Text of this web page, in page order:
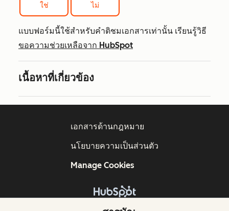
ใช่ ไม่
แบบฟอร์มนี้ใช้สำหรับคำติชมเอกสารเท่านั้น เรียนรู้วิธี
ขอความช่วยเหลือจาก HubSpot
เนื้อหาที่เกี่ยวข้อง
ลิขสิทธิ์ © 2026 HubSpot, Inc.
เอกสารด้านกฎหมาย
นโยบายความเป็นส่วนตัว
Manage Cookies